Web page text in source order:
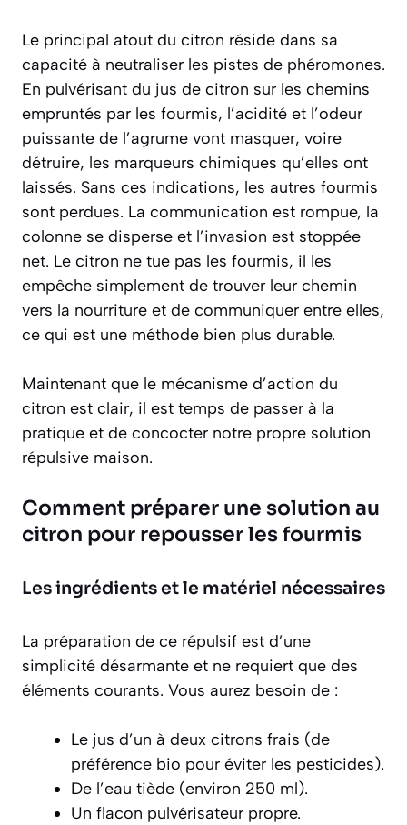
Le principal atout du citron réside dans sa
capacité à neutraliser les pistes de phéromones.
En pulvérisant du jus de citron sur les chemins
empruntés par les fourmis, l’acidité et l’odeur
puissante de l’agrume vont masquer, voire
détruire, les marqueurs chimiques qu’elles ont
laissés. Sans ces indications, les autres fourmis
sont perdues. La communication est rompue, la
colonne se disperse et l’invasion est stoppée
net. Le citron ne tue pas les fourmis, il les
empêche simplement de trouver leur chemin
vers la nourriture et de communiquer entre elles,
ce qui est une méthode bien plus durable.
Maintenant que le mécanisme d’action du
citron est clair, il est temps de passer à la
pratique et de concocter notre propre solution
répulsive maison.
Comment préparer une solution au
citron pour repousser les fourmis
Les ingrédients et le matériel nécessaires
La préparation de ce répulsif est d’une
simplicité désarmante et ne requiert que des
éléments courants. Vous aurez besoin de :
Le jus d’un à deux citrons frais (de
préférence bio pour éviter les pesticides).
De l’eau tiède (environ 250 ml).
Un flacon pulvérisateur propre.